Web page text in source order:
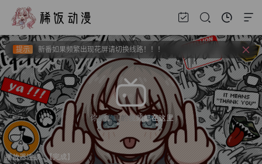
提示
请收藏官方导航页 xfani.com 或 稀饭动漫.com 以防失联。
提示
提示
新番如果频繁出现花屏请切换线路！！！